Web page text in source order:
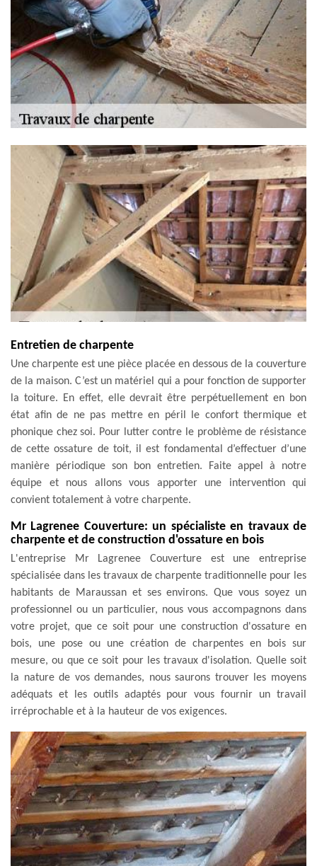
Entretien de charpente
Une charpente est une pièce placée en dessous de la couverture
de la maison. C’est un matériel qui a pour fonction de supporter
la toiture. En effet, elle devrait être perpétuellement en bon
état afin de ne pas mettre en péril le confort thermique et
phonique chez soi. Pour lutter contre le problème de résistance
de cette ossature de toit, il est fondamental d’effectuer d’une
manière périodique son bon entretien. Faite appel à notre
équipe et nous allons vous apporter une intervention qui
convient totalement à votre charpente.
Mr Lagrenee Couverture: un spécialiste en travaux de
charpente et de construction d'ossature en bois
L'entreprise Mr Lagrenee Couverture est une entreprise
spécialisée dans les travaux de charpente traditionnelle pour les
habitants de Maraussan et ses environs. Que vous soyez un
professionnel ou un particulier, nous vous accompagnons dans
votre projet, que ce soit pour une construction d'ossature en
bois, une pose ou une création de charpentes en bois sur
mesure, ou que ce soit pour les travaux d'isolation. Quelle soit
la nature de vos demandes, nous saurons trouver les moyens
adéquats et les outils adaptés pour vous fournir un travail
irréprochable et à la hauteur de vos exigences.